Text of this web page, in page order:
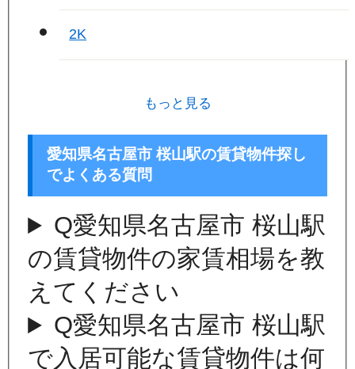
2K
もっと見る
愛知県名古屋市 桜山駅の賃貸物件探し
でよくある質問
Q愛知県名古屋市 桜山駅
の賃貸物件の家賃相場を教
えてください
Q愛知県名古屋市 桜山駅
で入居可能な賃貸物件は何